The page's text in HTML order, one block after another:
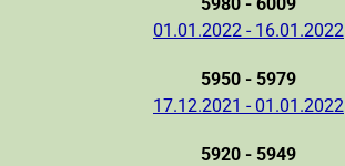
01.01.2022 - 16.01.2022
5950 - 5979
17.12.2021 - 01.01.2022
5920 - 5949